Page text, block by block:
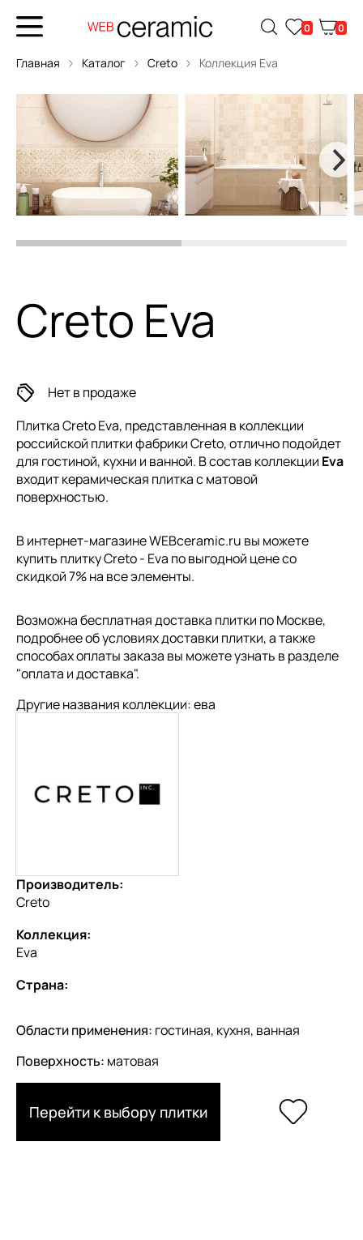
0 0
Главная Каталог Creto Коллекция Eva
Creto Eva
Нет в продаже
Плитка Creto Eva, представленная в коллекции
российской плиткифабрики Creto, отлично подойдет
для гостиной, кухни и ванной. В состав коллекции Eva
входит керамическая плитка с матовой
поверхностью.
В интернет-магазине WEBceramic.ru вы можете
купить плитку Creto - Eva по выгодной цене со
скидкой 7% на все элементы.
Возможна бесплатная доставка плитки по Москве,
подробнее об условиях доставки плитки, а также
способах оплаты заказа вы можете узнать в разделе
"оплата и доставка".
Другие названия коллекции: ева
Производитель:
Creto
Коллекция:
Eva
Страна:
Области применения: гостиная, кухня, ванная
Поверхность: матовая
Перейти к выбору плитки